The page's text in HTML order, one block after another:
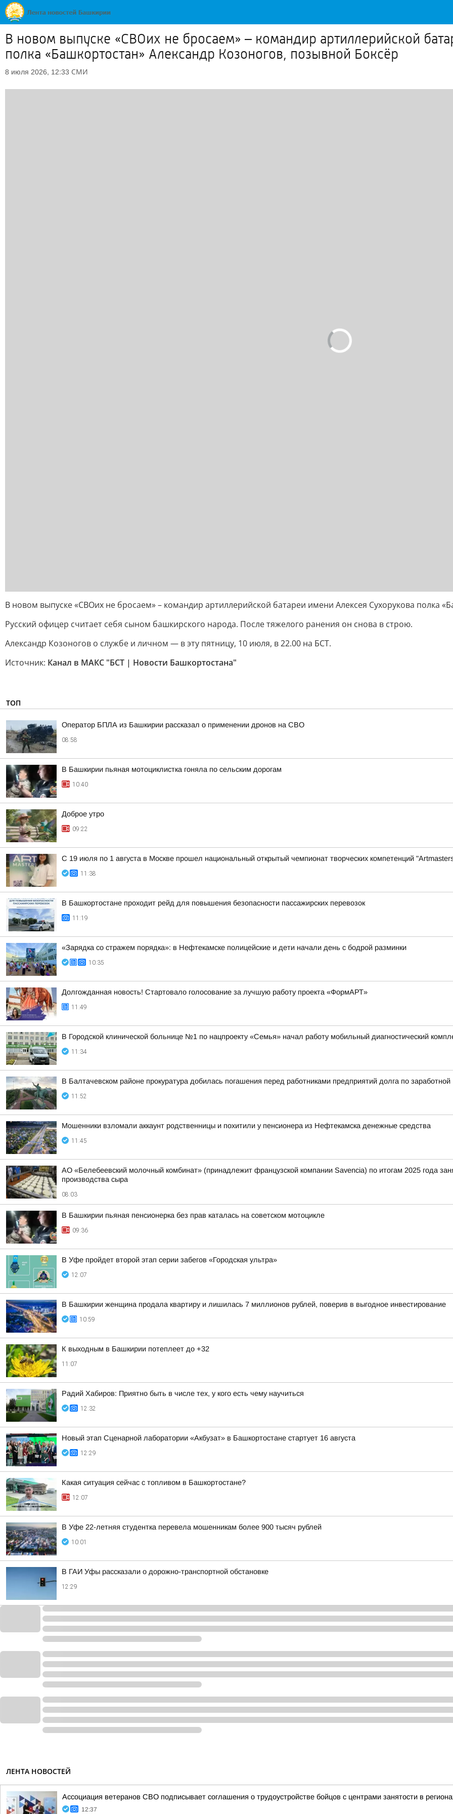
В новом выпуске «СВОих не бросаем» – командир артиллерийской
полка «Башкортостан» Александр Козоногов, позывной Боксёр
8 июля 2026, 12:33 СМИ
В новом выпуске «СВОих не бросаем» – командир артиллерийской батареи имени Алексея Сухорукова полка
Русский офицер считает себя сыном башкирского народа. После тяжелого ранения он снова в строю.
Александр Козоногов о службе и личном — в эту пятницу, 10 июля, в 22.00 на БСТ.
Источник: Канал в МАКС "БСТ | Новости Башкортостана"
ТОП
Оператор БПЛА из Башкирии рассказал о применении дронов на СВО
08:58
В Башкирии пьяная мотоциклистка гоняла по сельским дорогам
10:40
Доброе утро
09:22
С 19 июля по 1 августа в Москве прошел национальный открытый чемпионат творческих компетенций
11:38
В Башкортостане проходит рейд для повышения безопасности пассажирских перевозок
11:19
«Зарядка со стражем порядка»: в Нефтекамске полицейские и дети начали день с бодрой разминки
10:35
Долгожданная новость! Стартовало голосование за лучшую работу проекта «ФормАРТ»
11:49
В Городской клинической больнице №1 по нацпроекту «Семья» начал работу мобильный диагностический
11:34
В Балтачевском районе прокуратура добилась погашения перед работниками предприятий долга по заработной
11:52
Мошенники взломали аккаунт родственницы и похитили у пенсионера из Нефтекамска денежные средства
11:45
АО «Белебеевский молочный комбинат» (принадлежит французской компании Savencia) по итогам 2025 года
производства сыра
08:03
В Башкирии пьяная пенсионерка без прав каталась на советском мотоцикле
09:36
В Уфе пройдет второй этап серии забегов «Городская ультра»
12:07
В Башкирии женщина продала квартиру и лишилась 7 миллионов рублей, поверив в выгодное инвестирование
10:59
К выходным в Башкирии потеплеет до +32
11:07
Радий Хабиров: Приятно быть в числе тех, у кого есть чему научиться
12:32
Новый этап Сценарной лаборатории «Акбузат» в Башкортостане стартует 16 августа
12:29
Какая ситуация сейчас с топливом в Башкортостане?
12:07
В Уфе 22-летняя студентка перевела мошенникам более 900 тысяч рублей
10:01
В ГАИ Уфы рассказали о дорожно-транспортной обстановке
12:29
ЛЕНТА НОВОСТЕЙ
Ассоциация ветеранов СВО подписывает соглашения о трудоустройстве бойцов с центрами занятости в
12:37